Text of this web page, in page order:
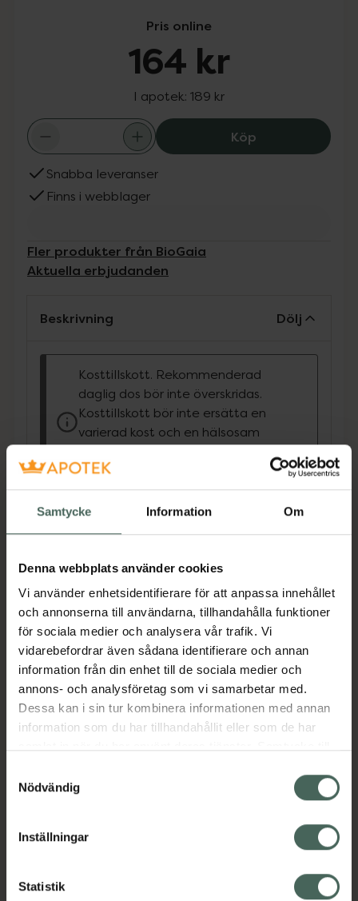
Samtycke Information Om
Denna webbplats använder cookies
Vi använder enhetsidentifierare för att anpassa innehållet
och annonserna till användarna, tillhandahålla funktioner
för sociala medier och analysera vår trafik. Vi
vidarebefordrar även sådana identifierare och annan
information från din enhet till de sociala medier och
annons- och analysföretag som vi samarbetar med.
Dessa kan i sin tur kombinera informationen med annan
information som du har tillhandahållit eller som de har
återkalla ditt samtycke via webbplatsens
cookieinställningar. Ett återkallat samtycke påverkar inte
lagligheten av behandling som skett innan återkallelsen.
Nödvändig
Inställningar
Statistik
Pris online
164 kr
I apotek: 189 kr
KöpBioGaia
Snabba leveranser
Finns i webblager
Fler produkter från BioGaia
Aktuella erbjudanden
Beskrivning Dölj
Kosttillskott. Rekommenderad
daglig dos bör inte överskridas.
Kosttillskott bör inte ersätta en
varierad kost och en hälsosam
små barn.
miljoner levande mjölksyrabakterier L. reuteri
Protectis DSM 17938. Från födseln.
Jämförpris 19,90 kr/ml
EAN:07350012554705
Kategorier:
D-vitamin D-vitaminKost och hälsa
KosttillskottKosttillskottMage
Mjölksyrabakterier
Vitaminer och mineraler
Vitaminer och mineraler
Visa
Instruktioner Visa